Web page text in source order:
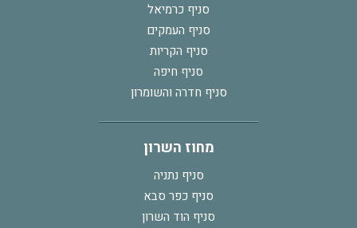
סניף כרמיאל
סניף העמקים
סניף הקריות
סניף חיפה
סניף חדרה והשומרון
מחוז השרון
סניף נתניה
סניף כפר סבא
סניף הוד השרון